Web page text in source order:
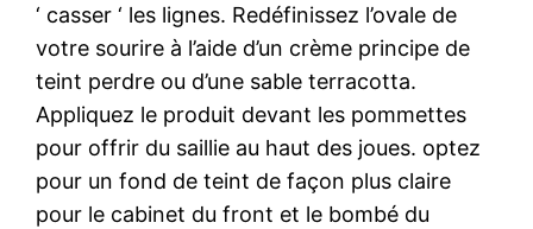
‘ casser ‘ les lignes. Redéfinissez l’ovale de
votre sourire à l’aide d’un crème principe de
teint perdre ou d’une sable terracotta.
Appliquez le produit devant les pommettes
pour offrir du saillie au haut des joues. optez
pour un fond de teint de façon plus claire
pour le cabinet du front et le bombé du